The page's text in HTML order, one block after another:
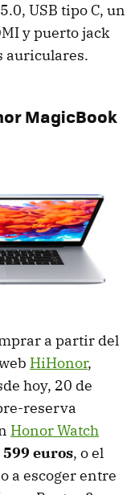
USB tipo C, un
y puerto jack
auriculares.
MagicBook
a partir del
HiHonor,
hoy, 20 de
reserva
Honor Watch
599 euros, o el
a escoger entre